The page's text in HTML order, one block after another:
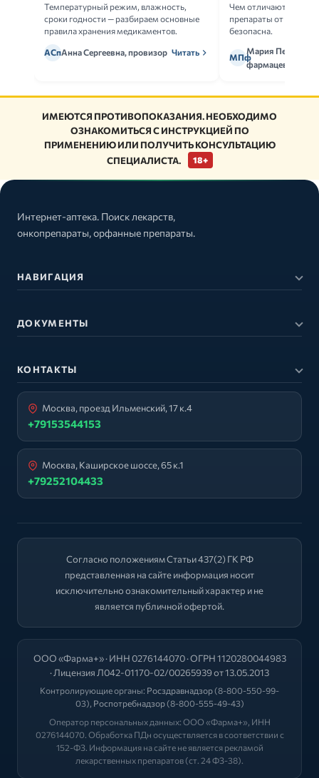
Температурный режим, влажность,
сроки годности — разбираем основные
правила хранения медикаментов.
АСпАнна Сергеевна, провизор Читать
Чем отличаются
препараты от
безопасна.
МПф
Мария Петрова,
фармацевт
ИМЕЮТСЯ ПРОТИВОПОКАЗАНИЯ. НЕОБХОДИМО
ОЗНАКОМИТЬСЯ С ИНСТРУКЦИЕЙ ПО
ПРИМЕНЕНИЮ ИЛИ ПОЛУЧИТЬ КОНСУЛЬТАЦИЮ
СПЕЦИАЛИСТА.
18+
Интернет-аптека. Поиск лекарств,
онкопрепараты, орфанные препараты.
НАВИГАЦИЯ
ДОКУМЕНТЫ
КОНТАКТЫ
Москва, проезд Ильменский, 17 к.4
+79153544153
Москва, Каширское шоссе, 65 к.1
+79252104433
Согласно положениям Статьи 437(2) ГК РФ
представленная на сайте информация носит
исключительно ознакомительный характер и не
является публичной офертой.
ООО «Фарма+» · ИНН 0276144070 · ОГРН 1120280044983
· Лицензия Л042-01170-02/00265939 от 13.05.2013
Контролирующие органы: Росздравнадзор(8-800-550-99-
03), Роспотребнадзор(8-800-555-49-43)
Оператор персональных данных: ООО «Фарма+», ИНН
0276144070. Обработка ПДн осуществляется в соответствии с
152-ФЗ. Информация на сайте не является рекламой
лекарственных препаратов (ст. 24 ФЗ-38).